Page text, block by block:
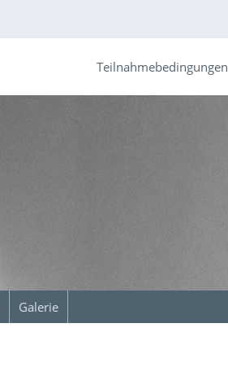
Galerie
Teilnahmebedingungen